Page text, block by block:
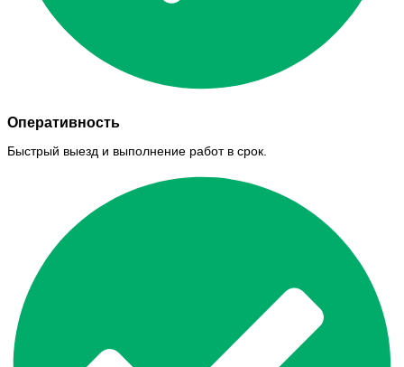
Оперативность
Быстрый выезд и выполнение работ в срок.